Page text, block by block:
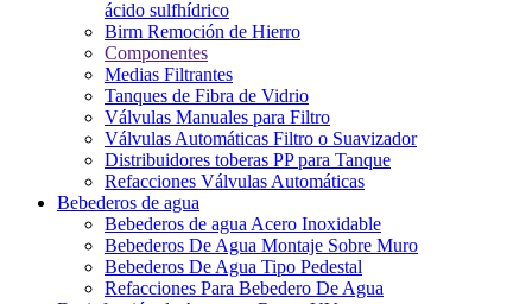
ácido sulfhídrico
Birm Remoción de Hierro
Componentes
Medias Filtrantes
Tanques de Fibra de Vidrio
Válvulas Manuales para Filtro
Válvulas Automáticas Filtro o Suavizador
Distribuidores toberas PP para Tanque
Refacciones Válvulas Automáticas
Bebederos de agua
Bebederos de agua Acero Inoxidable
Bebederos De Agua Montaje Sobre Muro
Bebederos De Agua Tipo Pedestal
Refacciones Para Bebedero De Agua